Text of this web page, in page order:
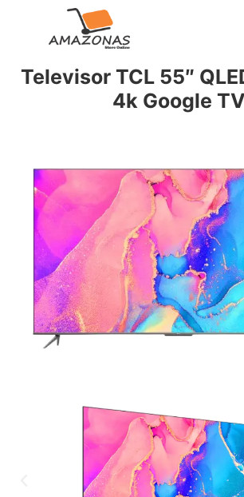
Televisor TCL 55″
4k Google TV